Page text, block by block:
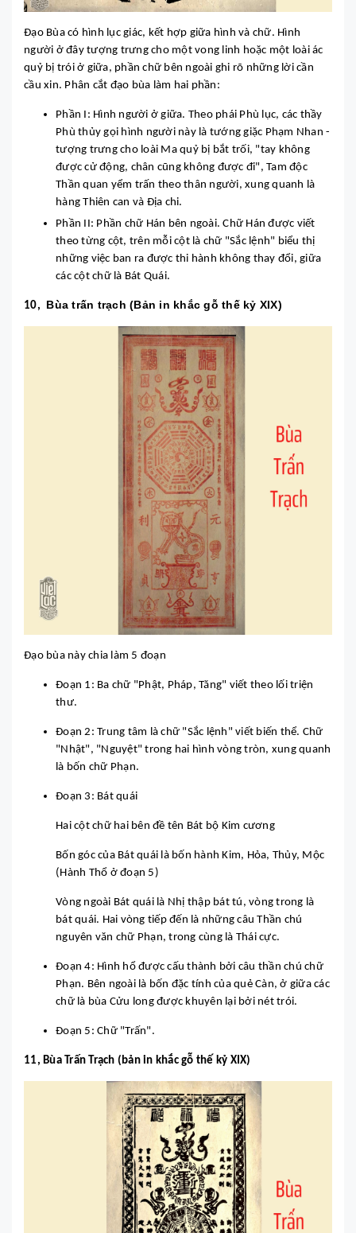
Đạo Bùa có hình lục giác, kết hợp giữa hình và chữ. Hình
người ở đây tượng trưng cho một vong linh hoặc một loài ác
quỷ bị trói ở giữa, phần chữ bên ngoài ghi rõ những lời cần
cầu xin. Phân cắt đạo bùa làm hai phần:
Phần I: Hình người ở giữa. Theo phái Phù lục, các thầy
Phù thủy gọi hình người này là tướng giặc Phạm Nhan -
tượng trưng cho loài Ma quỷ bị bắt trối, "tay không
được cử động, chân cũng không được đi", Tam độc
Thần quan yểm trấn theo thân người, xung quanh là
hàng Thiên can và Địa chi.
Phần II: Phần chữ Hán bên ngoài. Chữ Hán được viết
theo từng cột, trên mỗi cột là chữ "Sắc lệnh" biểu thị
những việc ban ra được thi hành không thay đổi, giữa
các cột chữ là Bát Quái.
10, Bùa trấn trạch (Bản in khắc gỗ thế kỷ XIX)
Đạo bùa này chia làm 5 đoạn
Đoạn 1: Ba chữ "Phật, Pháp, Tăng" viết theo lối triện
thư.
Đoạn 2: Trung tâm là chữ "Sắc lệnh" viết biến thể. Chữ
"Nhật", "Nguyệt" trong hai hình vòng tròn, xung quanh
là bốn chữ Phạn.
Đoạn 3: Bát quái
Hai cột chữ hai bên đề tên Bát bộ Kim cương
Bốn góc của Bát quái là bốn hành Kim, Hỏa, Thủy, Mộc
(Hành Thổ ở đoạn 5)
Vòng ngoài Bát quái là Nhị thập bát tú, vòng trong là
bát quái. Hai vòng tiếp đến là những câu Thần chú
nguyên văn chữ Phạn, trong cùng là Thái cực.
Đoạn 4: Hình hổ được cấu thành bởi câu thần chú chữ
Phạn. Bên ngoài là bốn đặc tính của quẻ Càn, ở giữa các
chữ là bùa Cửu long được khuyên lại bởi nét trói.
Đoạn 5: Chữ "Trấn".
11, Bùa Trấn Trạch (bản in khắc gỗ thế kỷ XIX)